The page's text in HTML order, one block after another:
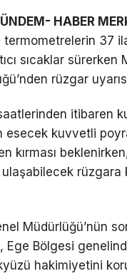
HABER
termometrelerin 37
sıcaklar sürerken
rüzgar
itibaren
esecek kuvvetli
kırması
ulaşabilecek rüzgara
Müdürlüğü’nün
Ege Bölgesi
hakimiyetini